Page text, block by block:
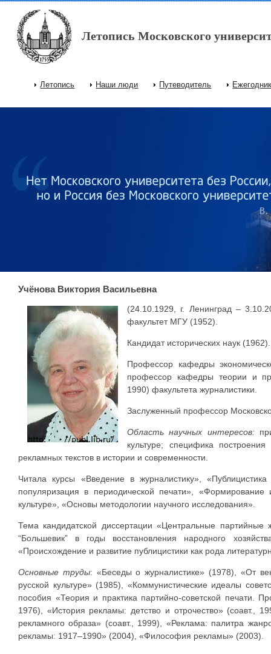
Перейти к основному содержанию
Летопись Московского
Главное меню
Летопись Наши люди Путеводитель
Учёнова Виктория Васильевна
(24.10.1929, г. Ленинград –
факультет МГУ (1952).
Кандидат исторических наук
Профессор кафедры
профессор кафедры теории и
1990) факультета журналистики.
Заслуженный профессор
Область научных интересов:
культуре; специфика
рекламных текстов в истории и современности.
Читала курсы «Введение в журналистику»,
популяризация в периодической печати»,
культуре», «Основы методологии научного исследования».
Тема кандидатской диссертации «Центральные партийные
“Большевик” в годы восстановления народного
«Происхождение и развитие публицистики как рода
Основные труды: «Беседы о журналистике» (1978), «От
русской культуре» (1985), «Коммунистические идеалы
пособия «Теория и практика партийно-советской печати.
1976), «История рекламы: детство и отрочество» (соавт.,
рекламного образа» (соавт., 1999), «Реклама: палитра
рекламы: 1917–1990» (2004), «Философия рекламы» (2003).